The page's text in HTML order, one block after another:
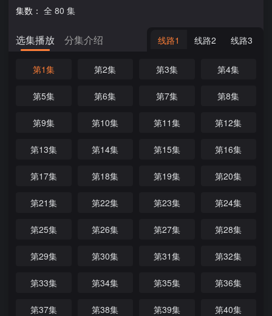
集数： 全 80 集
选集播放 分集介绍 线路1 线路2 线路3
第1集 第2集 第3集 第4集
第5集 第6集 第7集 第8集
第9集 第10集 第11集 第12集
第13集 第14集 第15集 第16集
第17集 第18集 第19集 第20集
第21集 第22集 第23集 第24集
第25集 第26集 第27集 第28集
第29集 第30集 第31集 第32集
第33集 第34集 第35集 第36集
第37集 第38集 第39集 第40集